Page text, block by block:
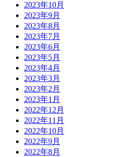
2023年10月
2023年9月
2023年8月
2023年7月
2023年6月
2023年5月
2023年4月
2023年3月
2023年2月
2023年1月
2022年12月
2022年11月
2022年10月
2022年9月
2022年8月